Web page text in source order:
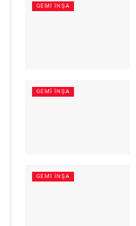
GEMI İNŞA
GEMI İNŞA
GEMI İNŞA